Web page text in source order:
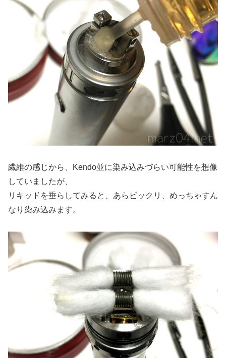
繊維の感じから、Kendo並に染み込みづらい可能性を想像
していましたが、
リキッドを垂らしてみると、あらビックリ、めっちゃすん
なり染み込みます。